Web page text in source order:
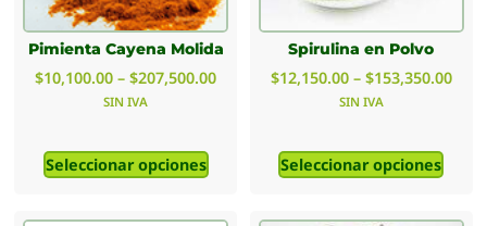
Pimienta Cayena Molida
$10,100.00 – $207,500.00
SIN IVA
Seleccionar opciones
Spirulina en Polvo
$12,150.00 – $153,350.00
SIN IVA
Seleccionar opciones